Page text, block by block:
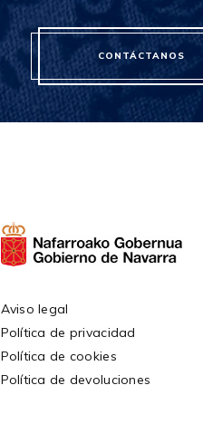
CONTÁCTANOS
Aviso legal
Política de privacidad
Política de cookies
Política de devoluciones